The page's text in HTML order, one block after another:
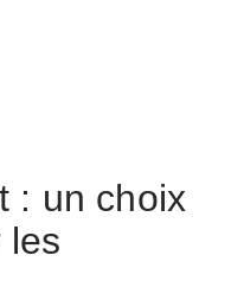
: un choix
les